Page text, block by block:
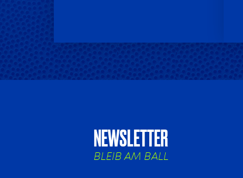
NEWSLETTER
BLEIB AM BALL